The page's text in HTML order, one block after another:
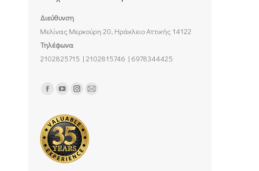
Διεύθυνση
Μελίνας Μερκούρη 20, Ηράκλειο Αττικής 14122
Τηλέφωνα
2102825715 | 2102815746 | 6978344425
Find us on:
Facebook
YouTubeInstagram
Mail